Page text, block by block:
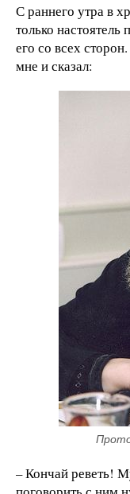
С раннего утра в
только
его со всех
мне и сказал:
– Кончай реветь!